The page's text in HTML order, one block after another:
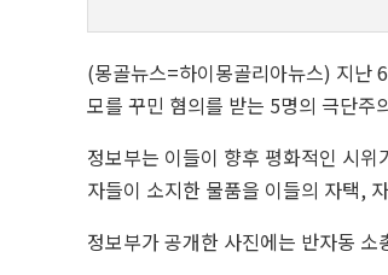
(몽골뉴스=하이몽골리아뉴스) 지난
모를 꾸민 혐의를 받는 5명의 극단주
정보부는 이들이 향후 평화적인 시
자들이 소지한 물품을 이들의 자택,
정보부가 공개한 사진에는 반자동